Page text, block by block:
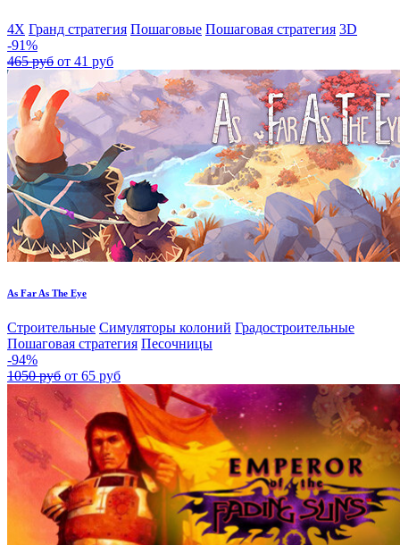
4X Гранд стратегия Пошаговые Пошаговая стратегия 3D
-91%
465 руб от 41 руб
As Far As The Eye
Строительные Симуляторы колоний Градостроительные
Пошаговая стратегия Песочницы
-94%
1050 руб от 65 руб